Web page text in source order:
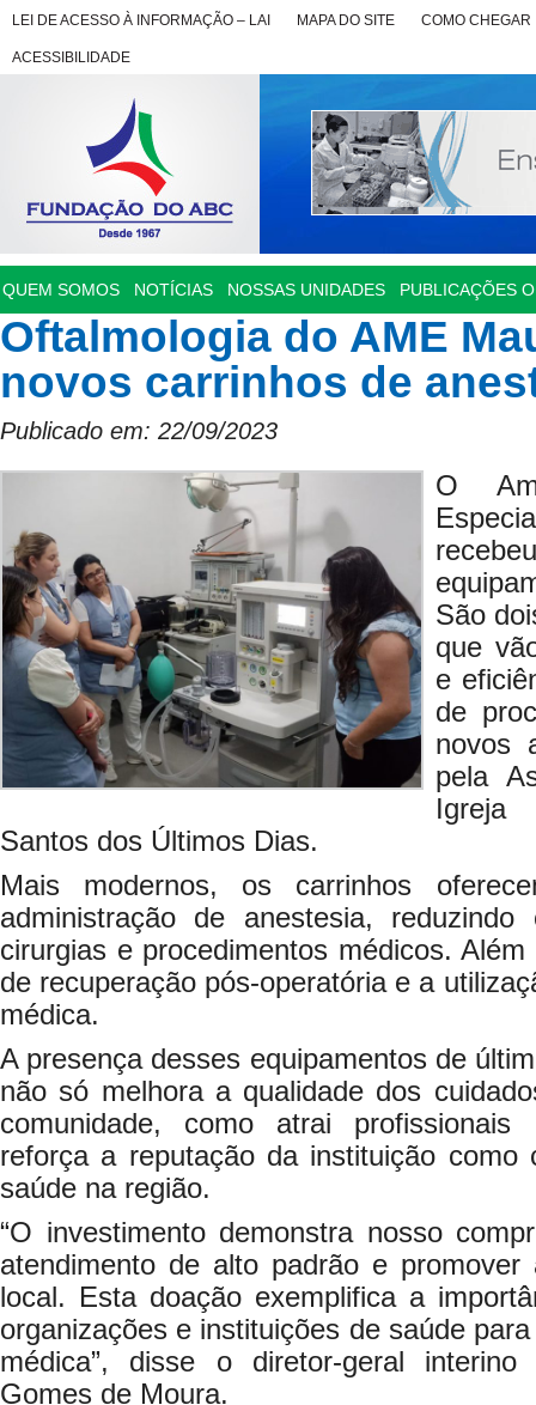
LEI DE ACESSO À INFORMAÇÃO – LAI MAPA DO SITE COMO CHEGAR
ACESSIBILIDADE
QUEM SOMOS NOTÍCIAS NOSSAS UNIDADES PUBLICAÇÕES
Oftalmologia do AME
novos carrinhos de
Publicado em: 22/09/2023
O
São
que
e
de
novos
pela
Igreja
Santos dos Últimos Dias.
Mais modernos, os carrinhos
administração de anestesia,
cirurgias e procedimentos médicos.
de recuperação pós-operatória e a
médica.
A presença desses equipamentos de
não só melhora a qualidade dos
comunidade, como atrai profissionais
reforça a reputação da instituição como
saúde na região.
“O investimento demonstra nosso
atendimento de alto padrão e
local. Esta doação exemplifica a
organizações e instituições de saúde
médica”, disse o diretor-geral
Gomes de Moura.